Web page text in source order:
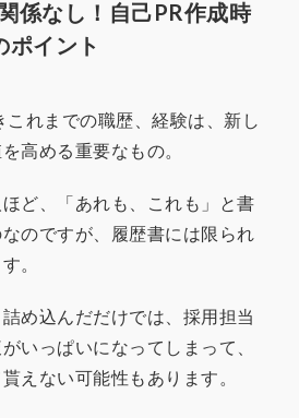
係なし！自己PR作成時
ポイント
これまでの職歴、経験は、新し
高める重要なもの。
ど、「あれも、これも」と書
のですが、履歴書には限られ
。
め込んだだけでは、採用担当
いっぱいになってしまって、
えない可能性もあります。